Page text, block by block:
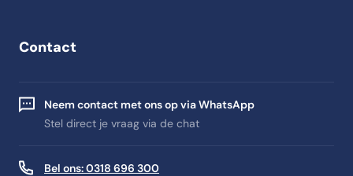
Contact
Neem contact met ons op via WhatsApp
Stel direct je vraag via de chat
Bel ons: 0318 696 300